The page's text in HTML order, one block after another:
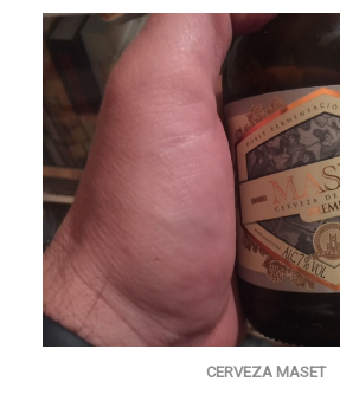
CERVEZA MASET